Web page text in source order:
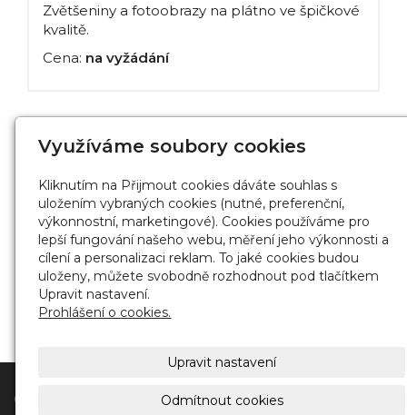
Zvětšeniny a fotoobrazy na plátno ve špičkové
kvalitě.
Cena: na vyžádání
Líčení
Profesionální fotomake-up ke kterémukoliv
balíčku.
Cena:500,- Kč
© 2024 Fotograf | inPage-webové stránky s AI
Využíváme soubory cookies
Kliknutím na Přijmout cookies dáváte souhlas s
uložením vybraných cookies (nutné, preferenční,
výkonnostní, marketingové). Cookies používáme pro
lepší fungování našeho webu, měření jeho výkonnosti a
cílení a personalizaci reklam. To jaké cookies budou
uloženy, můžete svobodně rozhodnout pod tlačítkem
Upravit nastavení.
Prohlášení o cookies.
Upravit nastavení
Odmítnout cookies